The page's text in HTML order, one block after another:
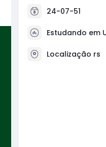
24-07-51
Estudando em
Localização rs